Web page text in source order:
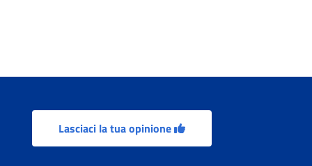
Lasciaci la tua opinione